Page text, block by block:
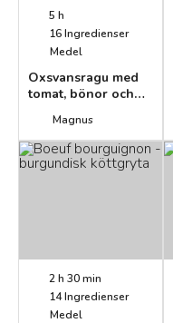
5 h
16Ingredienser
Medel
Oxsvansragu med
tomat, bönor och
Magnus
2 h 30 min
14Ingredienser
Medel